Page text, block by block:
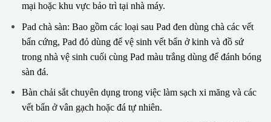
mại hoặc khu vực bảo trì tại nhà máy.
Pad chà sàn: Bao gồm các loại sau Pad đen dùng chà các vết
bẩn cứng, Pad đỏ dùng để vệ sinh vết bẩn ở kinh và đồ sứ
trong nhà vệ sinh cuối cùng Pad màu trắng dùng để đánh bóng
sàn đá.
Bàn chải sắt chuyên dụng trong việc làm sạch xi măng và các
vết bẩn ở vân gạch hoặc đá tự nhiên.